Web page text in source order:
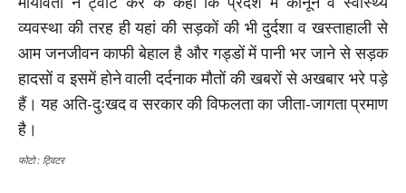
व्यवस्था की तरह ही यहां की सड़कों की भी दुर्दशा व खस्ताहाली से
आम जनजीवन काफी बेहाल है और गड्डों में पानी भर जाने से सड़क
हादसों व इसमें होने वाली दर्दनाक मौतों की खबरों से अखबार भरे पड़े
हैं। यह अति-दुःखद व सरकार की विफलता का जीता-जागता प्रमाण
है।
फोटो : ट्विटर